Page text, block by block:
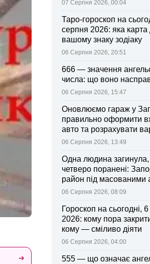
07 Серпня 2026, 00:04
Таро-гороскоп на
серпня 2026: яка
вашому знаку зодіаку
06 Серпня 2026, 20:51
666 — значення
числа: що воно
06 Серпня 2026, 15:47
Оновлюємо гараж у
правильно оформити
авто та розрахувати
поліса
06 Серпня 2026, 13:49
Одна людина
четверо поранені:
район під масованими
06 Серпня 2026, 08:09
Гороскоп на сьогодні,
2026: кому пора
кому — сміливо діяти
06 Серпня 2026, 04:00
555 — що означає